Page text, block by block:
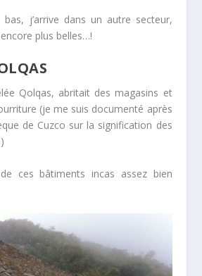
bas, j’arrive dans un autre secteur,
plus belles…!
Qolqas, abritait des magasins et
(je me suis documenté après
de Cuzco sur la signification des
ces bâtiments incas assez bien